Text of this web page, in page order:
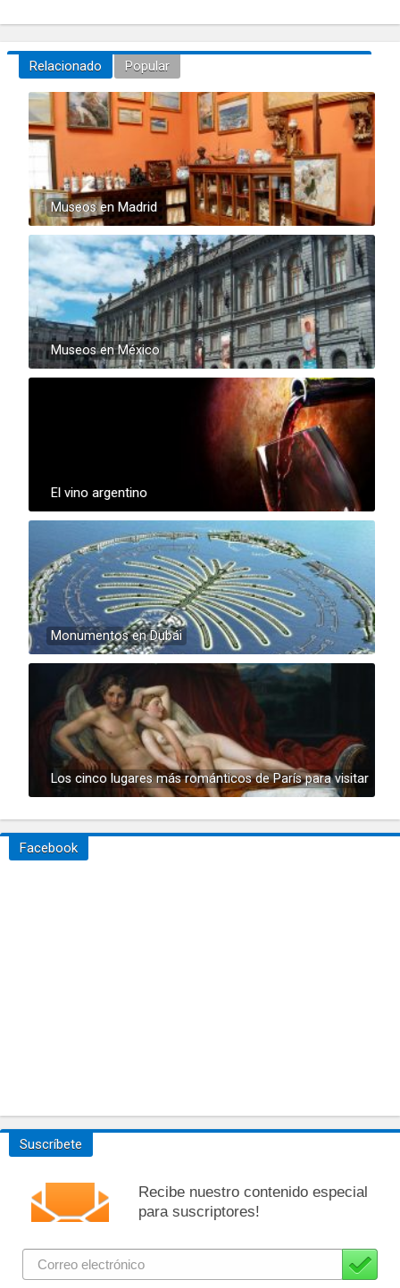
Relacionado Popular
Museos en Madrid
Museos en México
El vino argentino
Monumentos en Dubái
Los cinco lugares más románticos de París para visitar
Facebook
Suscríbete
Recibe nuestro contenido especial
para suscriptores!